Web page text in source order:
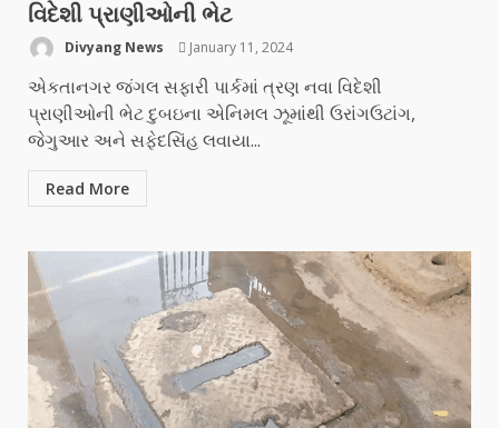
વિદેશી પ્રાણીઓની ભેટ
Divyang News January 11, 2024
એકતાનગર જંગલ સફારી પાર્કમાં ત્રણ નવા વિદેશી
પ્રાણીઓની ભેટ દુબઇના એનિમલ ઝૂમાંથી ઉરાંગઉટાંગ,
જેગુઆર અને સફેદસિંહ લવાયા...
Read More